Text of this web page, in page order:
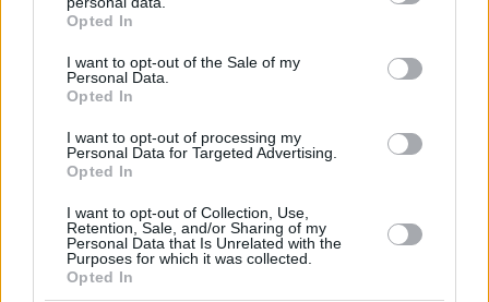
grant or deny consent to Google and its third-party tags to
use your data for below specified purposes in below Google
consent section.
Opted In
I want to opt-out of the Sale of my
Personal Data.
Opted In
I want to opt-out of processing my
Personal Data for Targeted Advertising.
Opted In
I want to opt-out of Collection, Use,
Retention, Sale, and/or Sharing of my
Personal Data that Is Unrelated with the
Purposes for which it was collected.
Opted In
ΡΟΗ ΕΙΔΗΣΕΩΝ
αυτοκίνητα
πριν 5 λεπτά
Voucher για παιδικούς σταθμούς: Σήμερα 10/8 τα
προσωρινά αποτελέσματα, η προθεσμία για τις
πριν 5 λεπτά